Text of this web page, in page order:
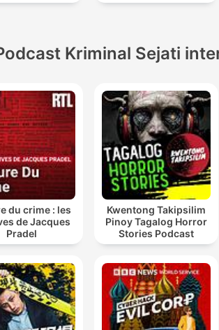
Kriminal Sejati
du crime : les
de Jacques
Pradel
Kwentong Takipsilim
Pinoy Tagalog Horror
Stories Podcast